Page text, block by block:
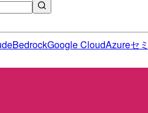
BedrockGoogle CloudAzureセ